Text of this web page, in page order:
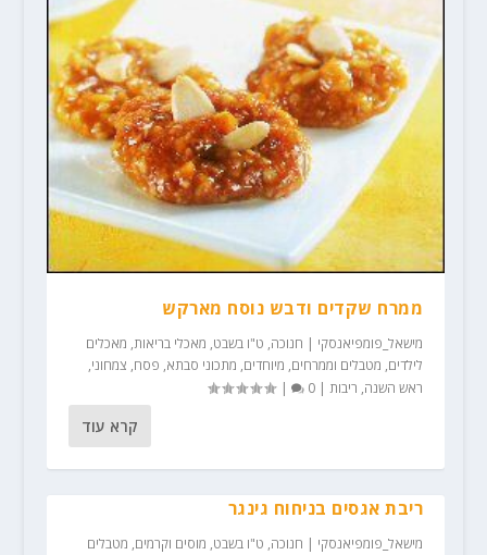
ממרח שקדים ודבש נוסח מארקש
מישאל_פומפיאנסקי | חנוכה, ט"ו בשבט, מאכלי בריאות, מאכלים
לילדים, מטבלים וממרחים, מיוחדים, מתכוני סבתא, פסח, צמחוני,
ראש השנה, ריבות|
0
|
קרא עוד
ריבת אגסים בניחוח גינגר
מישאל_פומפיאנסקי | חנוכה, ט"ו בשבט, מוסים וקרמים, מטבלים